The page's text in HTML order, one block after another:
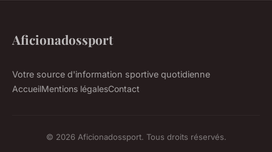
Aficionadossport
Votre source d'information sportive quotidienne
AccueilMentions légalesContact
© 2026 Aficionadossport. Tous droits réservés.